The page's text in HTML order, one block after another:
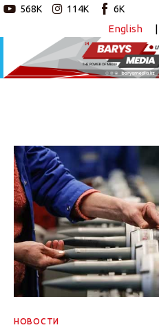
568K 114K 6K
English |
ПОДЕЛИТЬСЯ
Новостной
Новости
Статьи
Видео
Barys Sport
НОВОСТИ